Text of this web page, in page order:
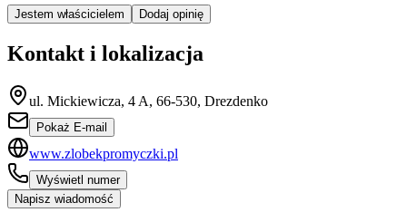
Jestem właścicielem Dodaj opinię
Kontakt i lokalizacja
ul. Mickiewicza, 4 A, 66-530, Drezdenko
Pokaż E-mail
www.zlobekpromyczki.pl
Wyświetl numer
Napisz wiadomość